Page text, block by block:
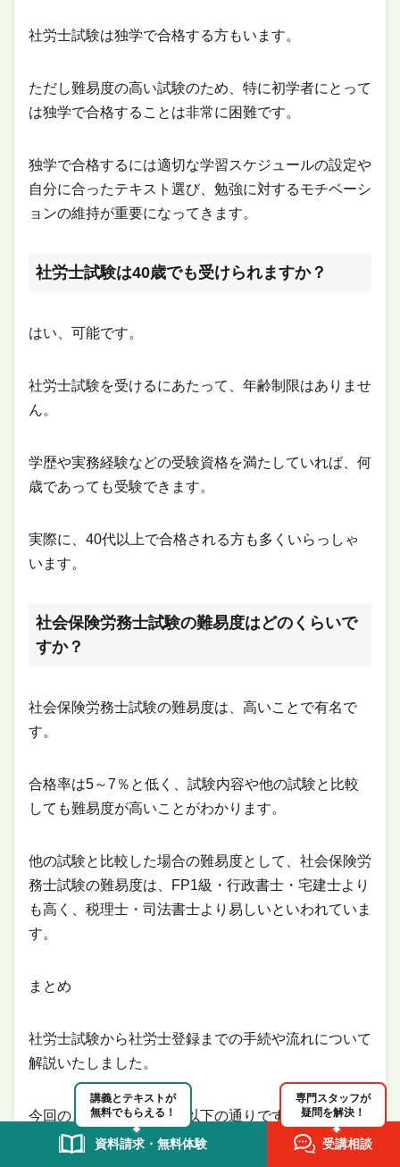
社労士試験は独学で合格する方もいます。
ただし難易度の高い試験のため、特に初学者にとって
は独学で合格することは非常に困難です。
独学で合格するには適切な学習スケジュールの設定や
自分に合ったテキスト選び、勉強に対するモチベーシ
ョンの維持が重要になってきます。
社労士試験は40歳でも受けられますか？
はい、可能です。
社労士試験を受けるにあたって、年齢制限はありませ
ん。
学歴や実務経験などの受験資格を満たしていれば、何
歳であっても受験できます。
実際に、40代以上で合格される方も多くいらっしゃ
います。
社会保険労務士試験の難易度はどのくらいで
すか？
社会保険労務士試験の難易度は、高いことで有名で
す。
合格率は5～7％と低く、試験内容や他の試験と比較
しても難易度が高いことがわかります。
他の試験と比較した場合の難易度として、社会保険労
務士試験の難易度は、FP1級・行政書士・宅建士より
も高く、税理士・司法書士より易しいといわれていま
す。
まとめ
社労士試験から社労士登録までの手続や流れについて
解説いたしました。
今回のコラムのまとめは以下の通りです。
講義とテキストが
無料でもらえる！
資料請求・無料体験
専門スタッフが
疑問を解決！
受講相談